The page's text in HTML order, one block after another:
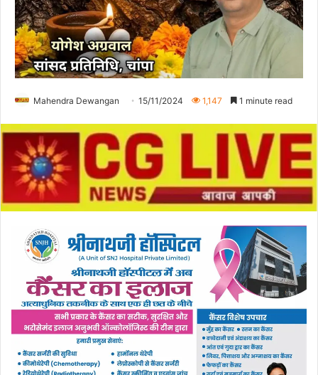
Mahendra Dewangan 15/11/2024 1,147 1 minute read